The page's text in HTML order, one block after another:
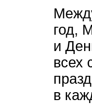
год,
и
всех
в